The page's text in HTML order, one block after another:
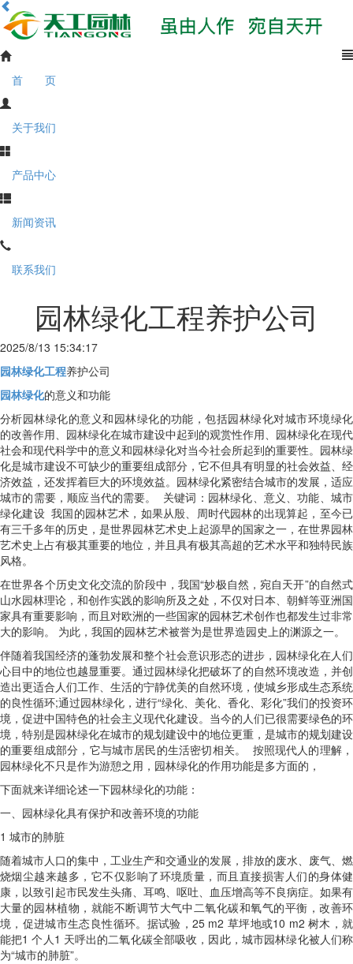
首 页
关于我们
产品中心
新闻资讯
联系我们
园林绿化工程养护公司
2025/8/13 15:34:17
园林绿化工程养护公司
园林绿化的意义和功能
分析园林绿化的意义和园林绿化的功能，包括园林绿化对城市环境绿化
的改善作用、园林绿化在城市建设中起到的观赏性作用、园林绿化在现代
社会和现代科学中的意义和园林绿化对当今社会所起到的重要性。园林绿
化是城市建设不可缺少的重要组成部分，它不但具有明显的社会效益、经
济效益，还发挥着巨大的环境效益。园林绿化紧密结合城市的发展，适应
城市的需要，顺应当代的需要。
关键词：园林绿化、意义、功能、城市
绿化建设 我国的园林艺术，如果从殷、周时代园林的出现算起，至今已
有三千多年的历史，是世界园林艺术史上起源早的国家之一，在世界园林
艺术史上占有极其重要的地位，并且具有极其高超的艺术水平和独特民族
风格。
在世界各个历史文化交流的阶段中，我国“妙极自然，宛自天开”的自然式
山水园林理论，和创作实践的影响所及之处，不仅对日本、朝鲜等亚洲国
家具有重要影响，而且对欧洲的一些国家的园林艺术创作也都发生过非常
大的影响。 为此，我国的园林艺术被誉为是世界造园史上的渊源之一。
伴随着我国经济的蓬勃发展和整个社会意识形态的进步，园林绿化在人们
心目中的地位也越显重要。通过园林绿化把破坏了的自然环境改造，并创
造出更适合人们工作、生活的宁静优美的自然环境，使城乡形成生态系统
的良性循环;通过园林绿化，进行“绿化、美化、香化、彩化”我们的投资环
境，促进中国特色的社会主义现代化建设。当今的人们已很需要绿色的环
境，特别是园林绿化在城市的规划建设中的地位更重，是城市的规划建设
的重要组成部分，它与城市居民的生活密切相关。 按照现代人的理解，
园林绿化不只是作为游憩之用，园林绿化的作用功能是多方面的，
下面就来详细论述一下园林绿化的功能：
一、园林绿化具有保护和改善环境的功能
1 城市的肺脏
随着城市人口的集中，工业生产和交通业的发展，排放的废水、废气、燃
烧烟尘越来越多，它不仅影响了环境质量，而且直接损害人们的身体健
康，以致引起市民发生头痛、耳鸣、呕吐、血压增高等不良病症。如果有
大量的园林植物，就能不断调节大气中二氧化碳和氧气的平衡，改善环
境，促进城市生态良性循环。据试验，25 m2 草坪地或10 m2 树木，就
能把1个人1 天呼出的二氧化碳全部吸收，因此，城市园林绿化被人们称
为“城市的肺脏”。